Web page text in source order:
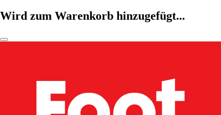
Wird zum Warenkorb hinzugefügt...